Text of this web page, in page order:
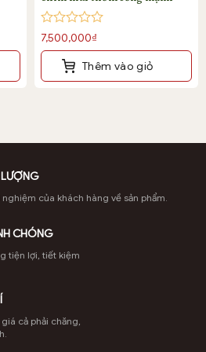
quầng 14 ly mùi thơm sống mạnh
Được
xếp
hạng
5
7,500,000₫
Thêm vào giỏ
của khách hàng về sản phẩm.
CHÓNG
tiện lợi, tiết kiệm
cả phải chăng,